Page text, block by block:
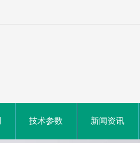
技术参数 新闻资讯